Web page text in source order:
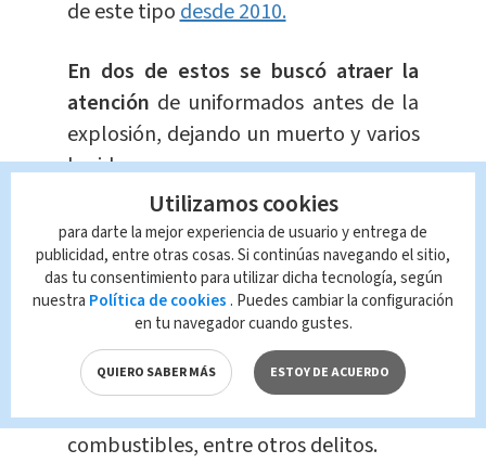
de este tipodesde 2010.
En dos de estos se buscó atraer la
atención de uniformados antes de la
explosión, dejando un muerto y varios
herido.
Guanajuato,un próspero centro
industrial,se ha convertido en uno de
los estados más violentas de México
debido a la disputa entre los grupos
Santa Rosa de Lima y el cártel Jalisco
Nueva Generación, dedicados al
narcotráfico y el robo de
combustibles, entre otros delitos.
Utilizamos cookies
para darte la mejor experiencia de usuario y entrega de
publicidad, entre otras cosas. Si continúas navegando el sitio,
das tu consentimiento para utilizar dicha tecnología, según
nuestra Política de cookies . Puedes cambiar la configuración
en tu navegador cuando gustes.
QUIERO SABER MÁS ESTOY DE ACUERDO